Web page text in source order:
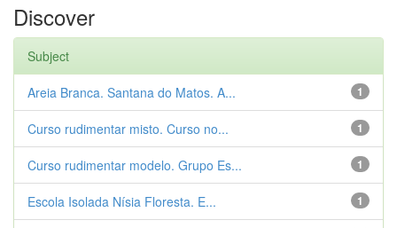
Discover
Subject
1
Areia Branca. Santana do Matos. A...
1
Curso rudimentar misto. Curso no...
1
Curso rudimentar modelo. Grupo Es...
1
Escola Isolada Nísia Floresta. E...